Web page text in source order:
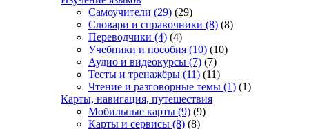
Самоучители (29) (29)
Словари и справочники (8) (8)
Переводчики (4) (4)
Учебники и пособия (10) (10)
Аудио и видеокурсы (7) (7)
Тесты и тренажёры (11) (11)
Чтение и разговорные темы (1) (1)
Карты, навигация, путешествия
Мобильные карты (9) (9)
Карты и сервисы (8) (8)